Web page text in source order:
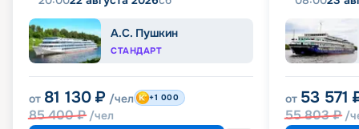
А.С. Пушкин
СТАНДАРТ
от 81 130 ₽ /чел
85 400₽ /чел
+1 000 от 53 571
55 803₽ /